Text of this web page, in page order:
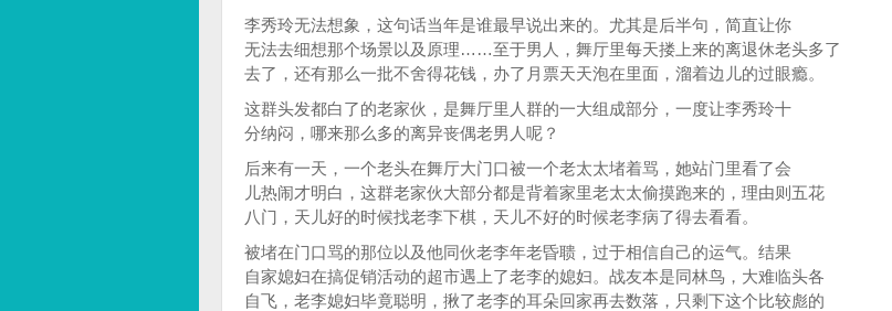
李秀玲无法想象，这句话当年是谁最早说出来的。尤其是后半句，简直让你
无法去细想那个场景以及原理……至于男人，舞厅里每天搂上来的离退休老头多了
去了，还有那么一批不舍得花钱，办了月票天天泡在里面，溜着边儿的过眼瘾。
这群头发都白了的老家伙，是舞厅里人群的一大组成部分，一度让李秀玲十
分纳闷，哪来那么多的离异丧偶老男人呢？
后来有一天，一个老头在舞厅大门口被一个老太太堵着骂，她站门里看了会
儿热闹才明白，这群老家伙大部分都是背着家里老太太偷摸跑来的，理由则五花
八门，天儿好的时候找老李下棋，天儿不好的时候老李病了得去看看。
被堵在门口骂的那位以及他同伙老李年老昏聩，过于相信自己的运气。结果
自家媳妇在搞促销活动的超市遇上了老李的媳妇。战友本是同林鸟，大难临头各
自飞，老李媳妇毕竟聪明，揪了老李的耳朵回家再去数落，只剩下这个比较彪的